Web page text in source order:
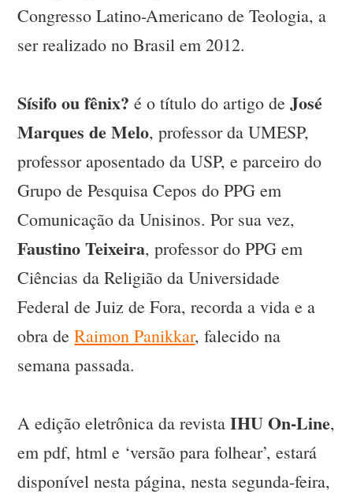
Congresso Latino-Americano de Teologia, a
ser realizado no Brasil em 2012.
Sísifo ou fênix? é o título do artigo deJosé
Marques de Melo, professor da UMESP,
professor aposentado da USP, e parceiro do
Grupo de Pesquisa Cepos do PPG em
Comunicação da Unisinos. Por sua vez,
Faustino Teixeira, professor do PPG em
Ciências da Religião da Universidade
Federal de Juiz de Fora, recorda a vida e a
obra deRaimon Panikkar, falecido na
semana passada.
A edição eletrônica da revistaIHU On-Line,
em pdf, html e ‘versão para folhear’, estará
disponível nesta página, nesta segunda-feira,